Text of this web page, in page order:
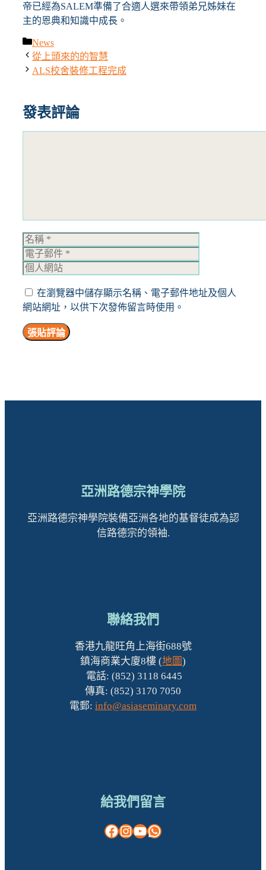
帝已經為SALEM準備了合適人選來帶領弟兄姊妹在
主的恩典和知識中成長。
分
類
News
從上頭來的的智慧
ALS校舍裝修工程完成
發表評論
名
稱
站
在瀏覽器中儲存顯示名稱、電子郵件地址及個人
網站網址，以供下次發佈留言時使用。
亞洲路德宗神學院
亞洲路德宗神學院裝備亞洲各地的基督徒成為認
信路德宗的領袖.
聯絡我們
香港九龍旺角上海街688號
鎮海商業大廈8樓 (地圖)
電話: (852) 3118 6445
傳真: (852) 3170 7050
電郵: info@asiaseminary.com
給我們留言
Facebook
Instagram
YouTube
WhatsApp